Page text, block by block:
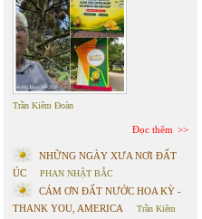
Trần Kiêm Đoàn
Đọc thêm
NHỮNG NGÀY XƯA NƠI ĐẤT
ÚC
PHAN NHẬT BẮC
CÁM ƠN ĐẤT NƯỚC HOA KỲ -
THANK YOU, AMERICA
Trần Kiêm